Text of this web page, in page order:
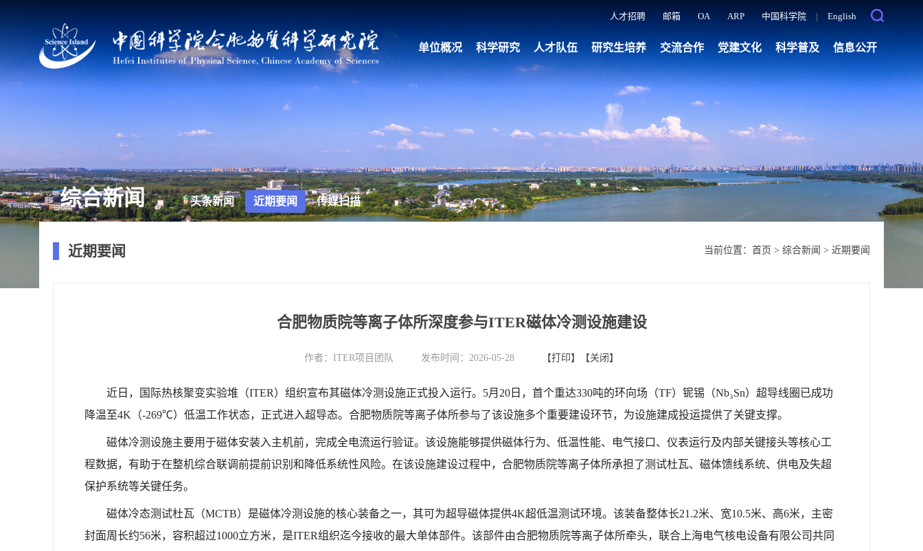
人才招聘 邮箱 OA ARP 中国科学院 | English
单位概况 科学研究 人才队伍 研究生培养 交流合作 党建文化 科学普及 信息公开
综合新闻 头条新闻 近期要闻 传媒扫描
近期要闻 当前位置： 首页 > 综合新闻 > 近期要闻
合肥物质院等离子体所深度参与ITER磁体冷测设施建设
作者： ITER项目团队 发布时间：2026-05-28 【打印】 【关闭】
近日，国际热核聚变实验堆（ITER）组织宣布其磁体冷测设施正式投入运行。5月20日，首个重达330吨的环向场（TF）铌锡（Nb₃Sn）超导线圈已成功
降温至4K（-269℃）低温工作状态，正式进入超导态。合肥物质院等离子体所参与了该设施多个重要建设环节，为设施建成投运提供了关键支撑。
磁体冷测设施主要用于磁体安装入主机前，完成全电流运行验证。该设施能够提供磁体行为、低温性能、电气接口、仪表运行及内部关键接头等核心工
程数据，有助于在整机综合联调前提前识别和降低系统性风险。 在该设施建设过程中，合肥物质院等离子体所承担了测试杜瓦、磁体馈线系统、供电及失超
保护系统等关键任务。
磁体冷态测试杜瓦（MCTB）是磁体冷测设施的核心装备之一，其可为超导磁体提供4K超低温测试环境。该装备整体长21.2米、宽10.5米、高6米，主密
封面周长约56米，容积超过1000立方米，是ITER组织迄今接收的最大单体部件。该部件由合肥物质院等离子体所牵头，联合上海电气核电设备有限公司共同